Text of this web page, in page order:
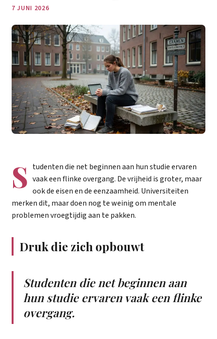
7 JUNI 2026
S tudenten die net beginnen aan hun studie ervaren
vaak een flinke overgang. De vrijheid is groter, maar
ook de eisen en de eenzaamheid. Universiteiten
merken dit, maar doen nog te weinig om mentale
problemen vroegtijdig aan te pakken.
Druk die zich opbouwt
Studenten die net beginnen aan
hun studie ervaren vaak een flinke
overgang.